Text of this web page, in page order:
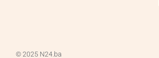
© 2025 N24.ba